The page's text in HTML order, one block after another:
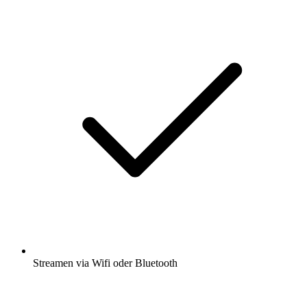
Streamen via Wifi oder Bluetooth